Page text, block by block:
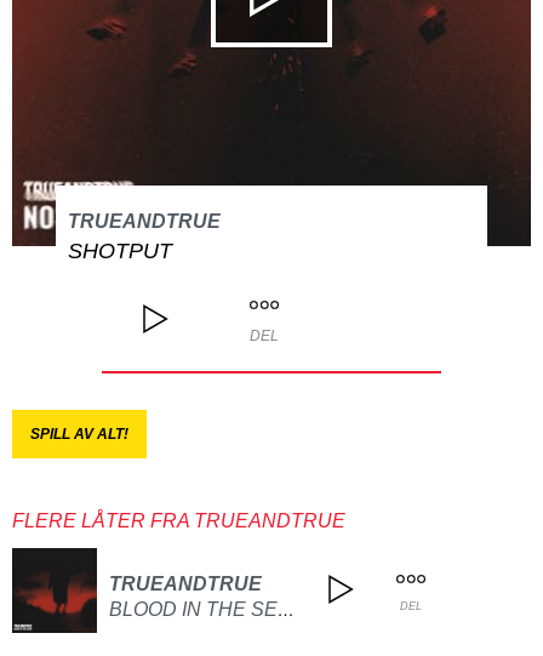
TRUEANDTRUE
SHOTPUT
DEL
SPILL AV ALT!
FLERE LÅTER FRA TRUEANDTRUE
TRUEANDTRUE
BLOOD IN THE SEAMS DEL